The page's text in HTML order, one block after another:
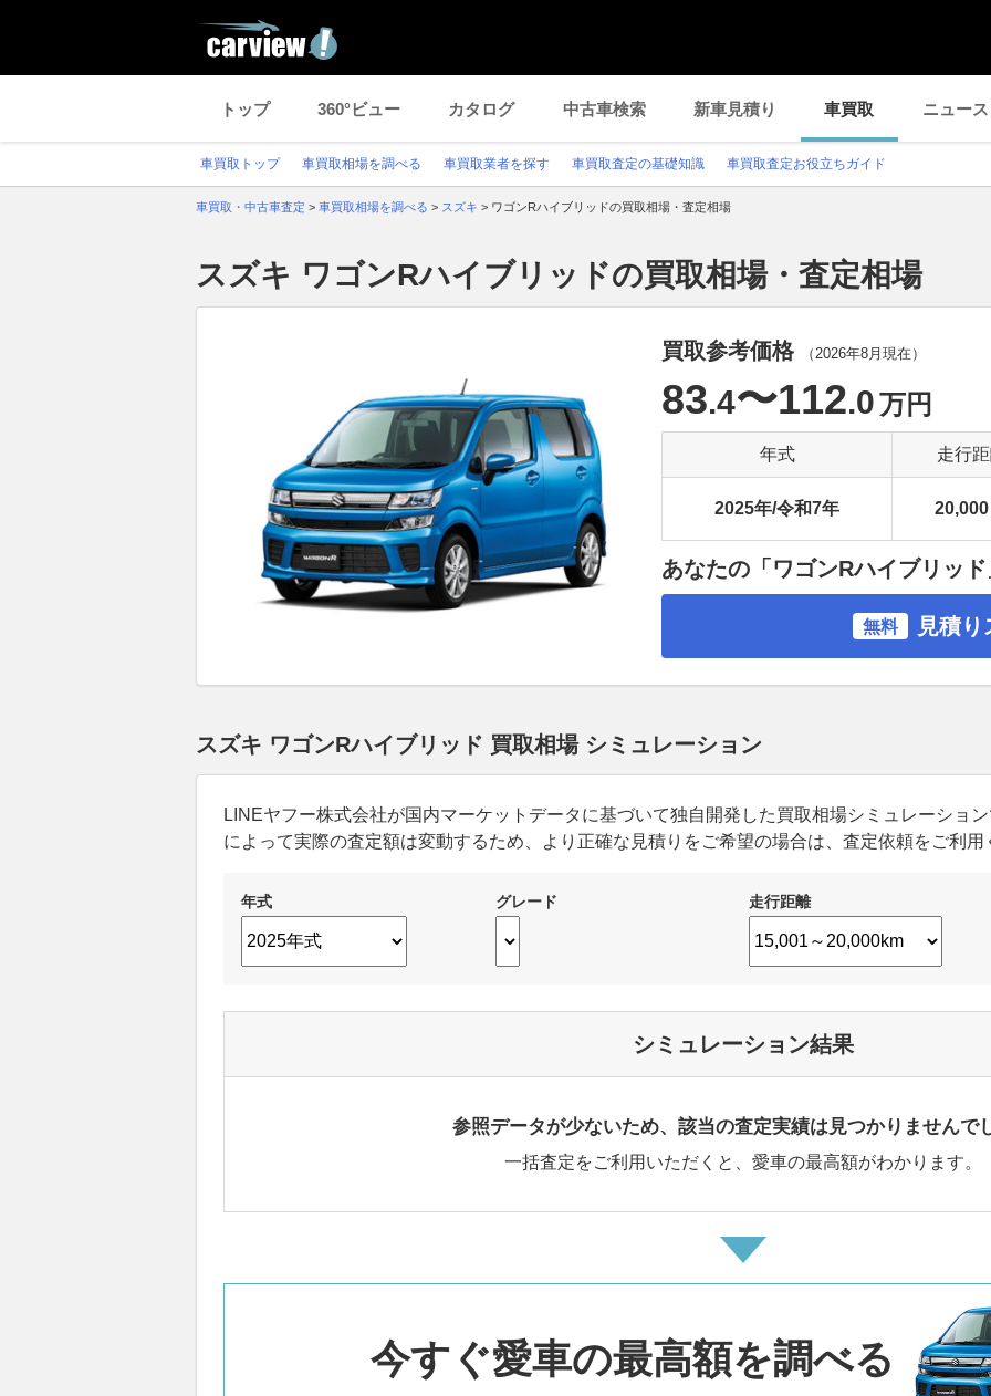
トップ 360°ビュー カタログ 中古車検索 新車見積り 車買取 ニュース
車買取トップ 車買取相場を調べる 車買取業者を探す 車買取査定の基礎知識 車買取査定お役立ちガイド
車買取・中古車査定 > 車買取相場を調べる > スズキ > ワゴンRハイブリッドの買取相場・査定相場
スズキ ワゴンRハイブリッドの買取相場・査定相場
買取参考価格 （2026年8月 現在）
83.4〜112.0万円
年式 走行
2025年/令和7年 20,000
あなたの「ワゴンRハイブリッ
無料 見積
スズキ ワゴンRハイブリッド 買取相場 シミュレーション
LINEヤフー株式会社が国内マーケットデータに基づいて独自開発した買取相場シミュレーショ
によって実際の査定額は変動するため、より正確な見積りをご希望の場合は、査定依頼をご利用
年式 グレード 走行距離
シミュレーション結果
参照データが少ないため、該当の査定実績は見つかりませんで
一括査定をご利用いただくと、愛車の最高額がわかります。
今すぐ愛車の最高額を調べる